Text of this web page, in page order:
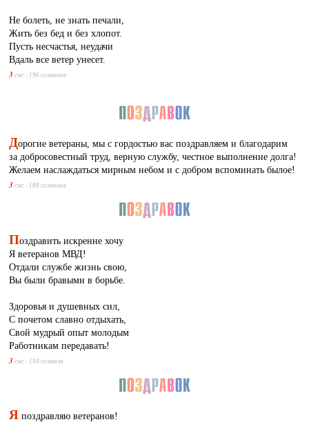
Не болеть, не знать печали,
Жить без бед и без хлопот.
Пусть несчастья, неудачи
Вдаль все ветер унесет.
3 смс - 196 символов
Дорогие ветераны, мы с гордостью вас поздравляем и благодарим
за добросовестный труд, верную службу, честное выполнение долга!
Желаем наслаждаться мирным небом и с добром вспоминать былое!
3 смс - 188 символов
Поздравить искренне хочу
Я ветеранов МВД!
Отдали службе жизнь свою,
Вы были бравыми в борьбе.
Здоровья и душевных сил,
С почетом славно отдыхать,
Свой мудрый опыт молодым
Работникам передавать!
3 смс - 194 символа
Я поздравляю ветеранов!